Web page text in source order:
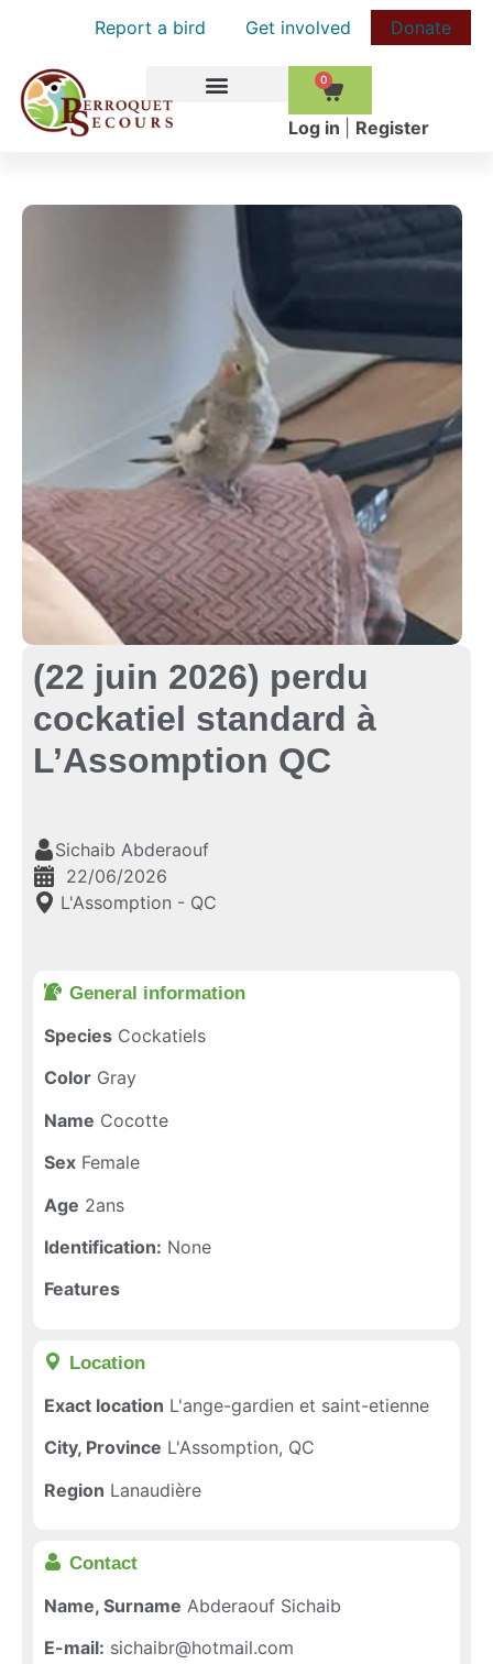
Report a bird Get involved Donate
0
Log in Register
(22 juin 2026) perdu
cockatiel standard à
L’Assomption QC
Sichaib Abderaouf
22/06/2026
L'Assomption - QC
General information​
Species Cockatiels
Color Gray
Name Cocotte
Sex Female
Age 2ans
Identification: None
Features
Location​
Exact location L'ange-gardien et saint-etienne
City, Province L'Assomption, QC
Region Lanaudière
Contact
Name, Surname Abderaouf Sichaib
E-mail: sichaibr@hotmail.com